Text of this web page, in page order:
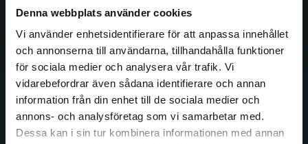
Denna webbplats använder cookies
Vi använder enhetsidentifierare för att anpassa innehållet
och annonserna till användarna, tillhandahålla funktioner
för sociala medier och analysera vår trafik. Vi
vidarebefordrar även sådana identifierare och annan
information från din enhet till de sociala medier och
annons- och analysföretag som vi samarbetar med.
Dessa kan i sin tur kombinera informationen med annan
Begränsad fraktregion
facklitteratur, utbildningar och digitala
informationstjänster i utbudet, finns Studentlitteratur med
längs hela kunskapsresan.
Kontakta oss
Kontakta oss